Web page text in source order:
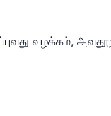
வழக்கம்,